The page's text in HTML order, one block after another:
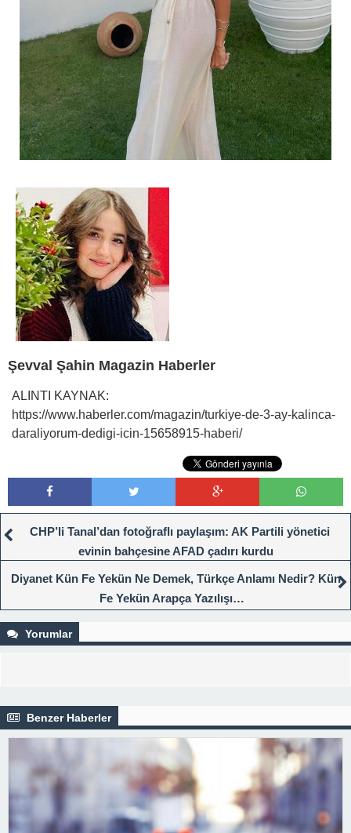
Şevval Şahin Magazin Haberler
ALINTI KAYNAK:
https://www.haberler.com/magazin/turkiye-de-3-ay-kalinca-
daraliyorum-dedigi-icin-15658915-haberi/
CHP’li Tanal’dan fotoğraflı paylaşım: AK Partili yönetici
evinin bahçesine AFAD çadırı kurdu
Diyanet Kün Fe Yekün Ne Demek, Türkçe Anlamı Nedir? Kün
Fe Yekün Arapça Yazılışı…
Yorumlar
Benzer Haberler